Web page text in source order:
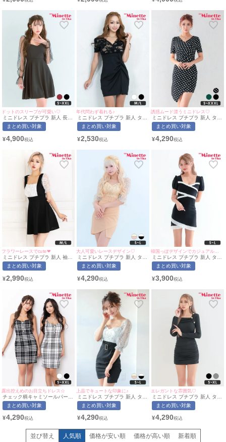
ズ対応) | myMinette/マイミネ
ドットのスリーブが可愛い♡
ミニドレス プチプラ 新人 長袖
袖あり ワンピース フレア シア
ー袖 ドット柄 低身長 黒 キャ
用/S~XXLサイズ着用) |
まとめ買い対象
¥4,900
年代問わず着れる♪
ミニドレス プチプラ 新人 タイ
ト セクシー ラウンジ 半袖 レ
ース 花柄 低身長 谷間 背中魅
黒 キャバドレス (なぎ着
myMinette/マイミネット
まとめ買い対象
¥2,530
誘惑ムード漂うミニドレス♡
ミニドレス プチプラ 新人 タイ
ト ワンピース 半袖 ドット柄
低身長 胸元隠し スナック カシ
(波北かほ着用/S~XXXLサイズ
まとめ買い対象
¥4,290
フラワーレースでcute❤︎
ミニドレス プチプラ 新人 袖あ
り ワンピース 半袖 レース レ
ース袖 花柄 低身長 胸元隠し
ロペット風 白 黒 キャバドレス
まとめ買い対象
¥2,990
大人可愛いレースデザイン♡
ミニドレス プチプラ 新人 タイ
ト 袖あり セクシー シアー袖
低身長 谷間 背中魅せ 同伴 ウ
分袖 アイボリー ベージュ キャ
サイズ対応) | myMinette/マイ
まとめ買い対象
¥4,290
韓国っぽデザインでカジュアルに♡
ミニドレス プチプラ 新人 タイ
ト 半袖 低身長 谷間 パフスリ
ーブ バイカラー 黒 キャバドレ
応) | myMinette/マイミネット
まとめ買い対象
¥3,900
露出控えめのお目立ちドレス☆
チェック柄キャミソールパール
ボタンタイトミニドレス(Sサイ
ズ～XXLサイズ)(ちぴたん れい
[myMinette/マイミネット]
まとめ買い対象
¥4,290
上品でキュートな印象に♪
ミニドレス プチプラ 新人 タイ
ト 袖あり セクシー シアー袖
低身長 谷間 背中魅せ 同伴 ウ
ス (中尾みほ着用/S~Lサイズ対
まとめ買い対象
¥4,290
エレガントな雰囲気♡
ミニドレス プチプラ 新人 タイ
ト 長袖 韓国ドレス ラウンジ
低身長 胸元隠し スクエアネッ
ボレロ風 黒 キャバドレス (あ
myMinette/マイミネット
まとめ買い対象
¥4,290
並び替え 人気順 価格が安い順 価格が高い順 新着順